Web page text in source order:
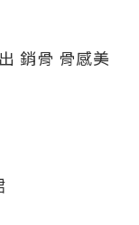
銷骨 骨感美